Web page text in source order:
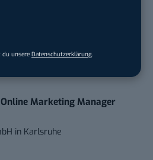
du unsere Datenschutzerklärung.
Online Marketing Manager
in Karlsruhe